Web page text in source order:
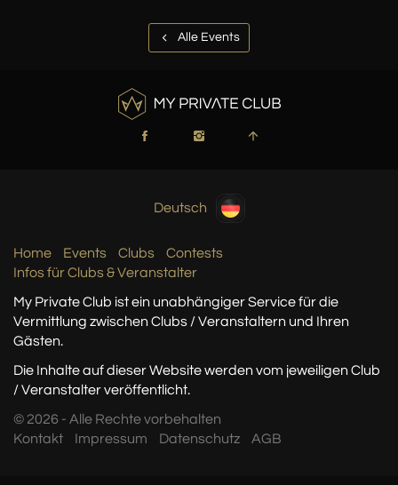
Alle Events
Deutsch
Home Events Clubs
Contests
Infos für Clubs & Veranstalter
My Private Club ist ein unabhängiger Servicefür die
Vermittlung zwischen Clubs / Veranstaltern und Ihren
Gästen.
Die Inhalte auf dieser Website werden vom jeweiligen Club
/ Veranstalter veröffentlicht.
© 2026 - Alle Rechte vorbehalten
Kontakt
Impressum Datenschutz AGB